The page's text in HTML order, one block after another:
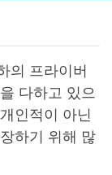
의 프라이버
다하고 있으
인적이 아닌
하기 위해 많